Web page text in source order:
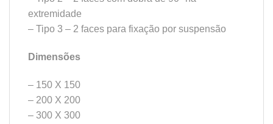
extremidade
– Tipo 3 – 2 faces para fixação por suspensão
Dimensões
– 150 X 150
– 200 X 200
– 300 X 300